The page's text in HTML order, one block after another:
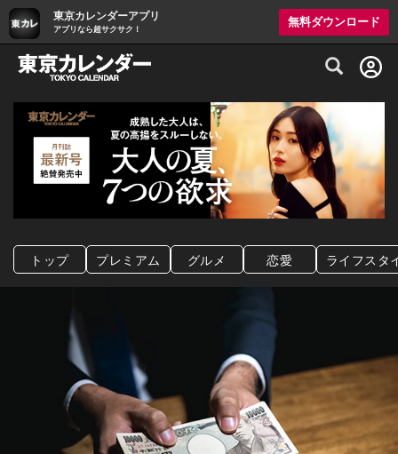
東京カレンダーアプリ
アプリなら超サクサク！
無料ダウンロード
グルメ情報・プレミアムレストラン予約
トップ プレミアム グルメ 恋愛 ライフスタ